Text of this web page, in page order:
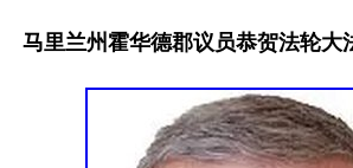
马里兰州霍华德郡议员恭贺法轮大